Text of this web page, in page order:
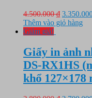
4.500.000₫ Giá
gốc
Thêm vào giỏ hàng
Giảm giá!
Giấy in ảnh
DS-RX1HS
khổ 127×178